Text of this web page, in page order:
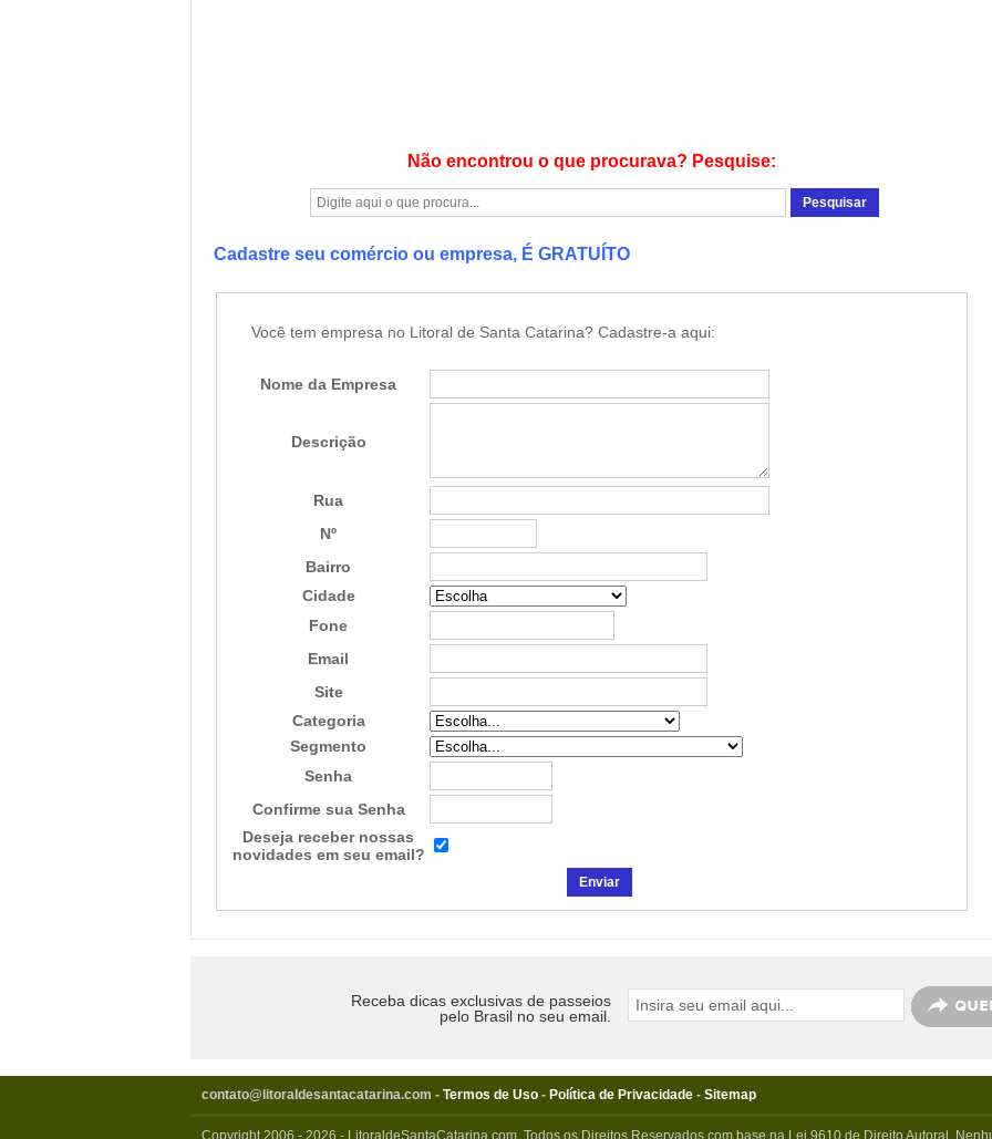
Não encontrou o que procurava? Pesquise:
Cadastre seu comércio ou empresa, É GRATUÍTO
Você tem empresa no Litoral de Santa Catarina? Cadastre-a aqui:
Nome da Empresa
Descrição
Rua
Nº
Bairro
Cidade
Fone
Email
Site
Categoria
Segmento
Senha
Confirme sua Senha
Deseja receber nossas
novidades em seu email?
Receba dicas exclusivas de passeios
pelo Brasil no seu email.
contato@litoraldesantacatarina.com - Termos de Uso - Política de Privacidade - Sitemap
Copyright 2006 - 2026 - LitoraldeSantaCatarina.com. Todos os Direitos Reservados com base na Lei 9610 de Direito Autoral.